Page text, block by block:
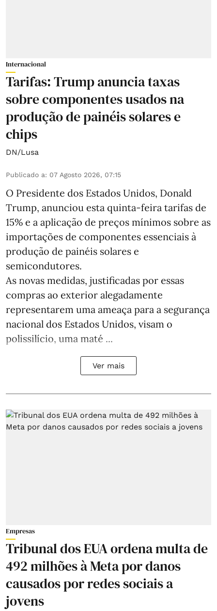
Internacional
Tarifas: Trump anuncia taxas
sobre componentes usados na
produção de painéis solares e
chips
DN/Lusa
Publicado a: 07 Agosto 2026, 07:15
O Presidente dos Estados Unidos, Donald
Trump, anunciou esta quinta-feira tarifas de
15% e a aplicação de preços mínimos sobre as
importações de componentes essenciais à
produção de painéis solares e
semicondutores.
As novas medidas, justificadas por essas
compras ao exterior alegadamente
representarem uma ameaça para a segurança
nacional dos Estados Unidos, visam o
polissilício, uma maté ...
Ver mais
Empresas
Tribunal dos EUA ordena multa de
492 milhões à Meta por danos
causados por redes sociais a
jovens